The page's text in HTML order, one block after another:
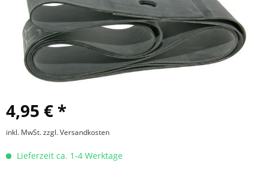
4,95 € *
inkl. MwSt.zzgl. Versandkosten
Lieferzeit ca. 1-4 Werktage